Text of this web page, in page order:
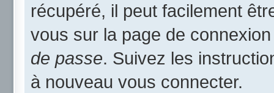
récupéré, il peut facilement
vous sur la page de
de passe. Suivez les
à nouveau vous connecter.